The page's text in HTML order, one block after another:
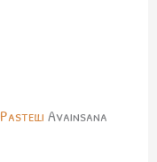
Pastelli Avainsana